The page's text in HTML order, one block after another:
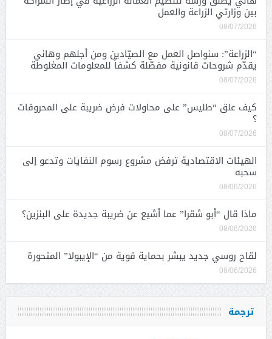
بين وزارتي الزراعة والعمل
08/07/2026
“الزراعة”: سنواصل العمل مع الصيّادين ومن أجلهم وهاني
يقدّم شروحات قانونية مفصّلة كشفاً للمعلومات المغلوطة
08/07/2026
كيف علق “طليس” على محاولات فرض ضريبة على المحروقات
؟
08/07/2026
الهيئات الاقتصادية ترفض مشروع رسوم النفايات وتدعو إلى
سحبه
08/06/2026
ماذا قال “أبو شقرا” عما أشيع عن ضريبة جديدة على البنزين؟
08/06/2026
لقاح روسي جديد يبشر بحماية قوية من “الإيبولا” المتحورة
08/06/2026
ترجمة